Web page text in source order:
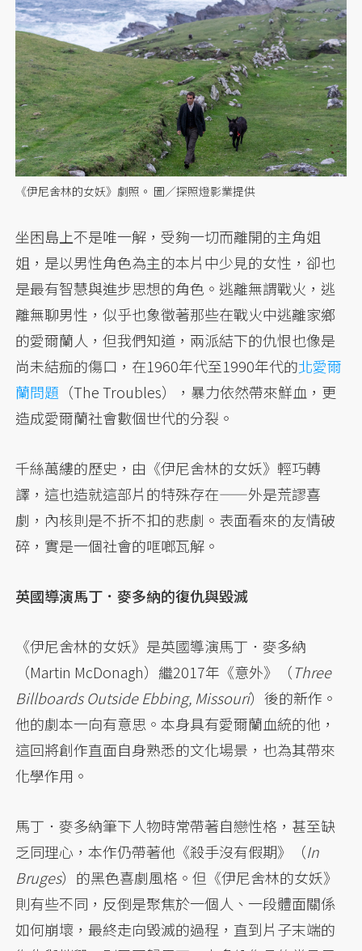
《伊尼舍林的女妖》劇照。 圖／探照燈影業提供
坐困島上不是唯一解，受夠一切而離開的主角姐
姐，是以男性角色為主的本片中少見的女性，卻也
是最有智慧與進步思想的角色。逃離無謂戰火，逃
離無聊男性，似乎也象徵著那些在戰火中逃離家鄉
的愛爾蘭人，但我們知道，兩派結下的仇恨也像是
尚未結痂的傷口，在1960年代至1990年代的北愛爾
蘭問題 （The Troubles），暴力依然帶來鮮血，更
造成愛爾蘭社會數個世代的分裂。
千絲萬縷的歷史，由《伊尼舍林的女妖》輕巧轉
譯，這也造就這部片的特殊存在——外是荒謬喜
劇，內核則是不折不扣的悲劇。表面看來的友情破
碎，實是一個社會的哐啷瓦解。
英國導演馬丁．麥多納的復仇與毀滅
《伊尼舍林的女妖》是英國導演馬丁．麥多納
（Martin McDonagh）繼2017年《意外》（Three
Billboards Outside Ebbing, Missouri）後的新作。
他的劇本一向有意思。本身具有愛爾蘭血統的他，
這回將創作直面自身熟悉的文化場景，也為其帶來
化學作用。
馬丁．麥多納筆下人物時常帶著自戀性格，甚至缺
乏同理心，本作仍帶著他《殺手沒有假期》（In
Bruges）的黑色喜劇風格。但《伊尼舍林的女妖》
則有些不同，反倒是聚焦於一個人、一段體面關係
如何崩壞，最終走向毀滅的過程，直到片子末端的